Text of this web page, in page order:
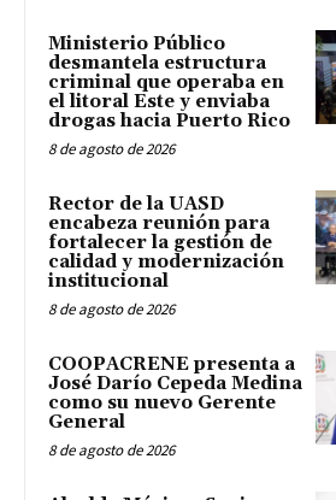
Ministerio Público
desmantela estructura
criminal que operaba en
el litoral Este y enviaba
drogas hacia Puerto Rico
8 de agosto de 2026
Rector de la UASD
encabeza reunión para
fortalecer la gestión de
calidad y modernización
institucional
8 de agosto de 2026
COOPACRENE presenta a
José Darío Cepeda Medina
como su nuevo Gerente
General
8 de agosto de 2026